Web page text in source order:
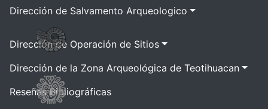
Dirección de Salvamento Arqueologico
Dirección de Operación de Sitios
Dirección de la Zona Arqueológica de Teotihuacan
Reseñas Bibliográficas